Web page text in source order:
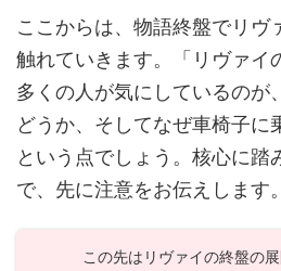
ここからは、物語終盤でリヴ
触れていきます。「リヴァイ
多くの人が気にしているのが
どうか、そしてなぜ車椅子に
という点でしょう。核心に踏
で、先に注意をお伝えします。
この先はリヴァイの終盤の